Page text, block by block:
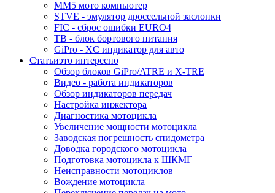
MM5 мото компьютер
STVE - эмулятор дроссельной заслонки
FIC - сброс ошибки EURO4
TB - блок бортового питания
GiPro - XC индикатор для авто
Статьиэто интересно
Обзор блоков GiPro/ATRE и X-TRE
Видео - работа индикаторов
Обзор индикаторов передач
Настройка инжектора
Диагноcтика мотоцикла
Увеличение мощности мотоцикла
Заводская погрешность спидометра
Доводка городского мотоцикла
Подготовка мотоцикла к ШКМГ
Неисправности мотоциклов
Вождение мотоцикла